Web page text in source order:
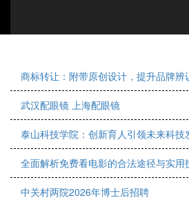
商标转让：附带原创设计，提升品牌辨
武汉配眼镜 上海配眼镜
泰山科技学院：创新育人引领未来科技
全面解析免费看电影的合法途径与实用
中关村两院2026年博士后招聘